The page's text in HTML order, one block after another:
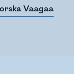
Vaagaa